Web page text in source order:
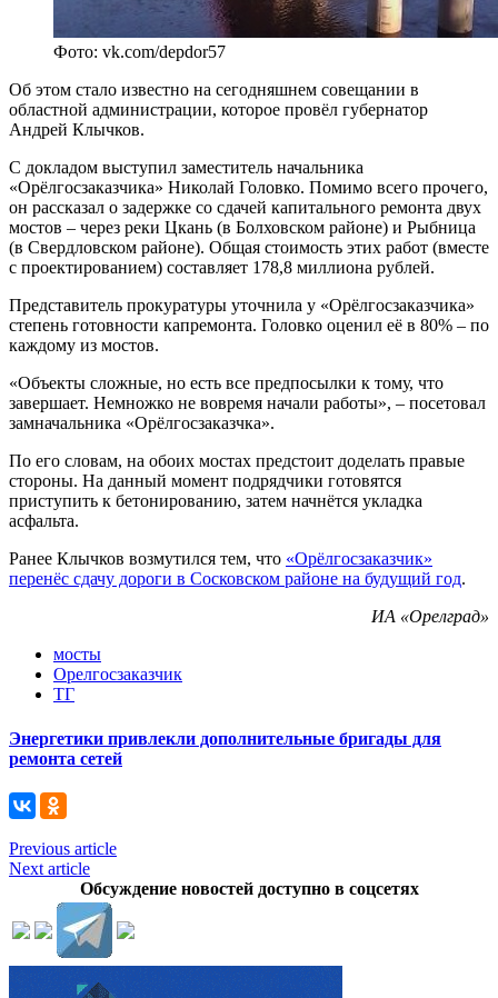
Фото: vk.com/depdor57
Об этом стало известно на сегодняшнем совещании в
областной администрации, которое провёл губернатор
Андрей Клычков.
С докладом выступил заместитель начальника
«Орёлгосзаказчика» Николай Головко. Помимо всего прочего,
он рассказал о задержке со сдачей капитального ремонта двух
мостов – через реки Цкань (в Болховском районе) и Рыбница
(в Свердловском районе). Общая стоимость этих работ (вместе
с проектированием) составляет 178,8 миллиона рублей.
Представитель прокуратуры уточнила у «Орёлгосзаказчика»
степень готовности капремонта. Головко оценил её в 80% – по
каждому из мостов.
«Объекты сложные, но есть все предпосылки к тому, что
завершает. Немножко не вовремя начали работы», – посетовал
замначальника «Орёлгосзаказчка».
По его словам, на обоих мостах предстоит доделать правые
стороны. На данный момент подрядчики готовятся
приступить к бетонированию, затем начнётся укладка
асфальта.
Ранее Клычков возмутился тем, что «Орёлгосзаказчик»
перенёс сдачу дороги в Сосковском районе на будущий год.
ИА «Орелград»
мосты
Орелгосзаказчик
ТГ
Энергетики привлекли дополнительные бригады для
ремонта сетей
Previous article
Next article
Обсуждение новостей доступно в соцсетях